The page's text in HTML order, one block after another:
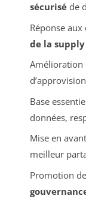
sécuriséde
Réponse
de la
Amélioration
Base
données,
Mise en
meilleur
Promotion de